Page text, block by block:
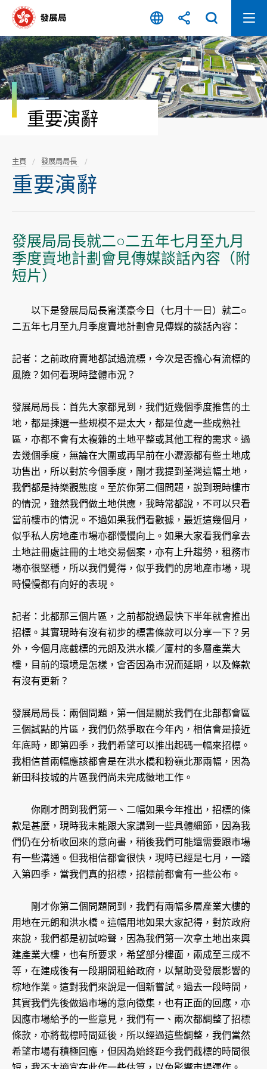
容
開
始
重要演辭
主頁 發展局局長
重要演辭
發展局局長就二○二五年七月至九月
季度賣地計劃會見傳媒談話內容（附
短片）
以下是發展局局長甯漢豪今日（七月十一日）就二○
二五年七月至九月季度賣地計劃會見傳媒的談話內容：
記者：之前政府賣地都試過流標，今次是否擔心有流標的
風險？如何看現時整體市況？
發展局局長：首先大家都見到，我們近幾個季度推售的土
地，都是揀選一些規模不是太大，都是位處一些成熟社
區，亦都不會有太複雜的土地平整或其他工程的需求。過
去幾個季度，無論在大圍或再早前在小瀝源都有些土地成
功售出，所以對於今個季度，剛才我提到荃灣這幅土地，
我們都是持樂觀態度。至於你第二個問題，說到現時樓市
的情況，雖然我們做土地供應，我時常都說，不可以只看
當前樓市的情況。不過如果我們看數據，最近這幾個月，
似乎私人房地產市場亦都慢慢向上。如果大家看我們拿去
土地註冊處註冊的土地交易個案，亦有上升趨勢，租務市
場亦很堅穩，所以我們覺得，似乎我們的房地產市場，現
時慢慢都有向好的表現。
記者：北都那三個片區，之前都說過最快下半年就會推出
招標。其實現時有沒有初步的標書條款可以分享一下？另
外，今個月底截標的元朗及洪水橋／厦村的多層產業大
樓，目前的環境是怎樣，會否因為市況而延期，以及條款
有沒有更新？
發展局局長：兩個問題，第一個是關於我們在北部都會區
三個試點的片區，我們仍然爭取在今年內，相信會是接近
年底時，即第四季，我們希望可以推出起碼一幅來招標。
我相信首兩幅應該都會是在洪水橋和粉嶺北那兩幅，因為
新田科技城的片區我們尚未完成徵地工作。
你剛才問到我們第一、二幅如果今年推出，招標的條
款是甚麼，現時我未能跟大家講到一些具體細節，因為我
們仍在分析收回來的意向書，稍後我們可能還需要跟市場
有一些溝通。但我相信都會很快，現時已經是七月，一踏
入第四季，當我們真的招標，招標前都會有一些公布。
剛才你第二個問題問到，我們有兩幅多層產業大樓的
用地在元朗和洪水橋。這幅用地如果大家記得，對於政府
來說，我們都是初試啼聲，因為我們第一次拿土地出來興
建產業大樓，也有所要求，希望部分樓面，兩成至三成不
等，在建成後有一段期間租給政府，以幫助受發展影響的
棕地作業。這對我們來說是一個新嘗試。過去一段時間，
其實我們先後做過市場的意向徵集，也有正面的回應，亦
因應市場給予的一些意見，我們有一、兩次都調整了招標
條款，亦將截標時間延後，所以經過這些調整，我們當然
希望市場有積極回應，但因為始終距今我們截標的時間很